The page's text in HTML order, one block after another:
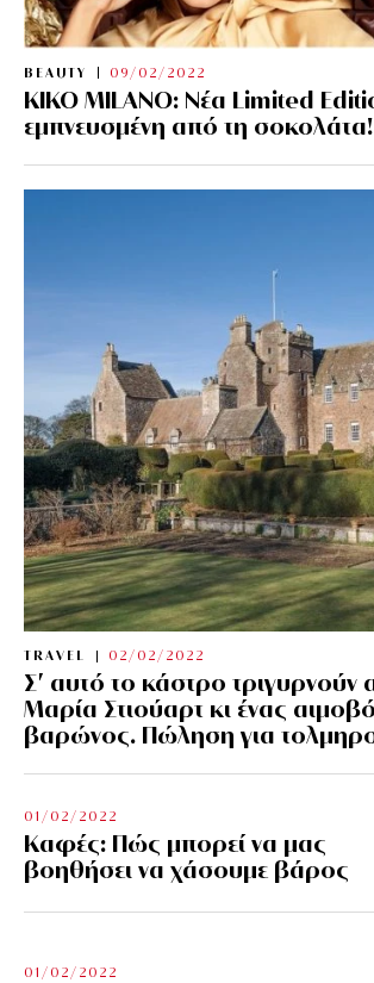
BEAUTY 09/02/2022
KIKO MILANO: Νέα Limited
εμπνευσμένη από τη σοκολάτα!
TRAVEL 02/02/2022
Σ’ αυτό το κάστρο τριγυρνούν
Μαρία Στιούαρτ κι ένας
βαρώνος. Πώληση για
01/02/2022
Kαφές: Πώς μπορεί να μας
βοηθήσει να χάσουμε βάρος
01/02/2022